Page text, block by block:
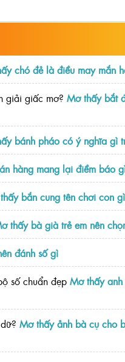
chó đẻ là điều may mắn
Mơ thấy bắt
bánh pháo có ý nghĩa gì
hàng mang lại điềm báo
bắn cung tên chơi con
thấy bà già trẻ em nên
đánh số gì
Mơ thấy
Mơ thấy ảnh bà cụ cho